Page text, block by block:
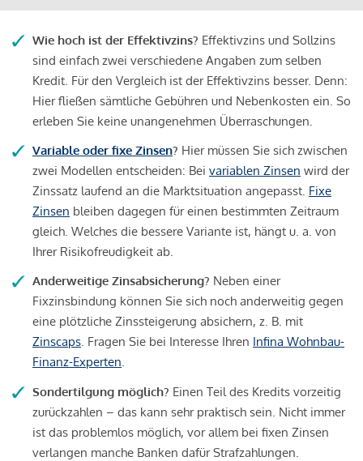
Wie hoch ist der Effektivzins? Effektivzins und Sollzins
sind einfach zwei verschiedene Angaben zum selben
Kredit. Für den Vergleich ist der Effektivzins besser. Denn:
Hier fließen sämtliche Gebühren und Nebenkosten ein. So
erleben Sie keine unangenehmen Überraschungen.
Variable oder fixe Zinsen? Hier müssen Sie sich zwischen
zwei Modellen entscheiden: Bei variablen Zinsen wird der
Zinssatz laufend an die Marktsituation angepasst. Fixe
Zinsen bleiben dagegen für einen bestimmten Zeitraum
gleich. Welches die bessere Variante ist, hängt u. a. von
Ihrer Risikofreudigkeit ab.
Anderweitige Zinsabsicherung? Neben einer
Fixzinsbindung können Sie sich noch anderweitig gegen
eine plötzliche Zinssteigerung absichern, z. B. mit
Zinscaps. Fragen Sie bei Interesse Ihren Infina Wohnbau-
Finanz-Experten.
Sondertilgung möglich? Einen Teil des Kredits vorzeitig
zurückzahlen – das kann sehr praktisch sein. Nicht immer
ist das problemlos möglich, vor allem bei fixen Zinsen
verlangen manche Banken dafür Strafzahlungen.